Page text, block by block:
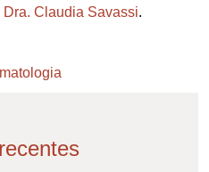
Claudia Savassi.